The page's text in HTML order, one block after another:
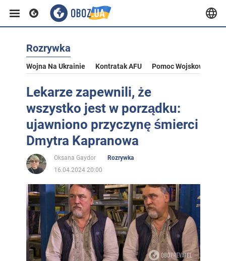
Rozrywka
Wojna Na Ukrainie Kontratak AFU Pomoc Wojskowa Dla
Lekarze zapewnili, że
wszystko jest w porządku:
ujawniono przyczynę śmierci
Dmytra Kapranowa
Oksana Gaydor
Rozrywka
16.04.2024 20:00